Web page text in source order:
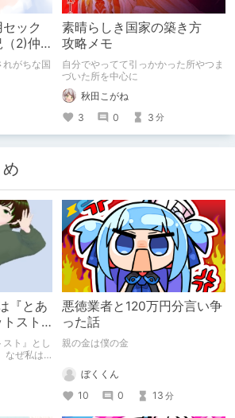
セック
（2)仲
れがちな国
素晴らしき国家の築き方
攻略メモ
自分でやってて引っかかった所やつま
づいた所を中心に
秋田こがね
3
0 3 分
『とあ
スト
【出
スト』とし
なぜ私は
たのか。
ます。
悪徳業者と120万円分言い争
った話
親の金は僕の金
ぼくくん
10
0 13 分